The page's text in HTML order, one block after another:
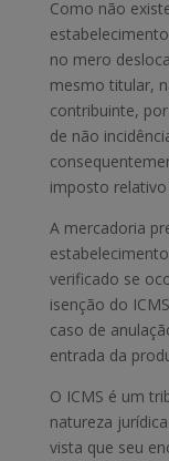
Como não
no mero
mesmo titular,
contribuinte,
de não
imposto
A mercadoria
verificado se
isenção do
caso de
entrada da
O ICMS é um
natureza
vista que seu